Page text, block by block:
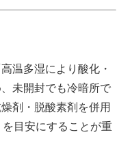
温多湿により酸化・
未開封でも冷暗所で
剤・脱酸素剤を併用
目安にすることが重